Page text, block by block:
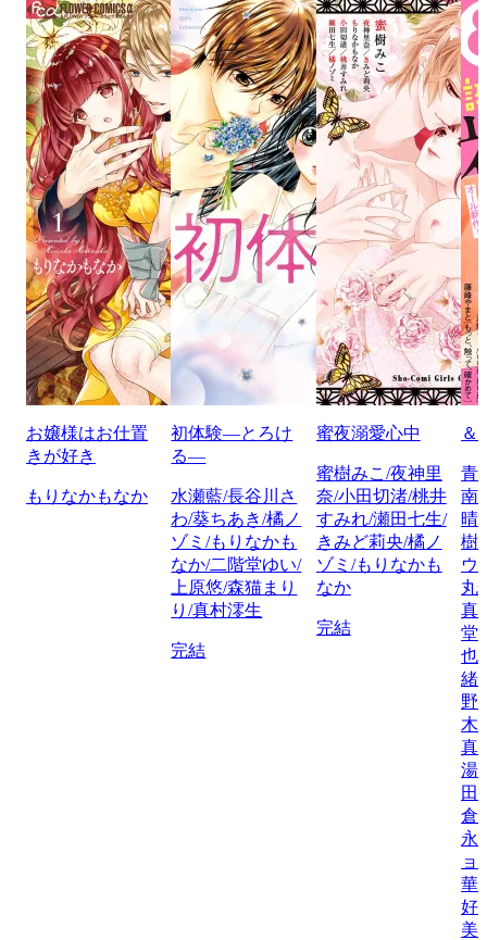
お嬢様はお仕置
きが好き
もりなかもなか
初体験―とろけ
る―
水瀬藍/長谷川さ
わ/葵ちあき/橘ノ
ゾミ/もりなかも
なか/二階堂ゆい/
上原悠/森猫まり
り/真村澪生
完結
蜜夜溺愛心中
蜜樹みこ/夜神里
奈/小田切渚/桃井
すみれ/瀬田七生/
きみど莉央/橘ノ
ゾミ/もりなかも
なか
完結
＆
青
南/
晴
樹
ウ
丸
真
堂
也/
緒
野
木
真
湯
田
倉
永
ョ
華
好
美